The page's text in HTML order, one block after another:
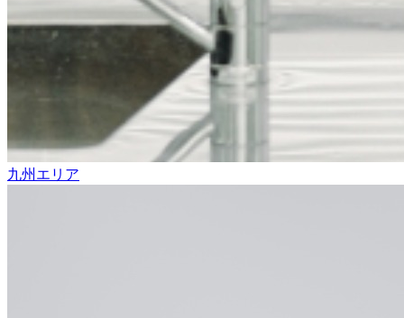
九州エリア